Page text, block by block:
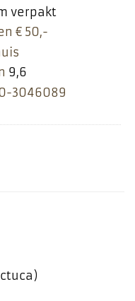
verpakt
€ 50,-
9,6
3046089